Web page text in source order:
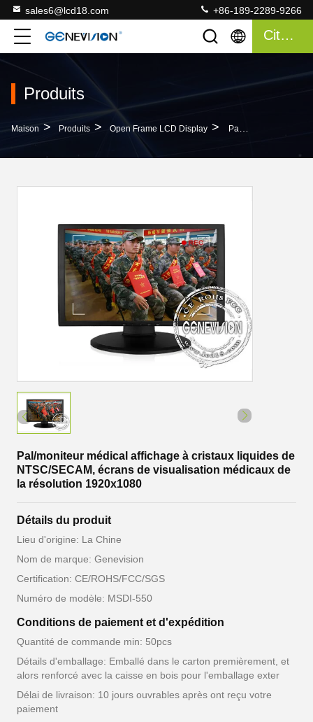
sales6@lcd18.com +86-189-2289-9266
Citation
Produits
Maison > Produits > Open Frame LCD Display > Pal/moniteur Médical Affichage À Cristaux Liquides De NTSC/SECAM, Écrans De Visualisation Médicaux De La Résolution 1920x1080
Pal/moniteur médical affichage à cristaux liquides de
NTSC/SECAM, écrans de visualisation médicaux de
la résolution 1920x1080
Détails du produit
Lieu d'origine: La Chine
Nom de marque: Genevision
Certification: CE/ROHS/FCC/SGS
Numéro de modèle: MSDI-550
Conditions de paiement et d'expédition
Quantité de commande min: 50pcs
Détails d'emballage: Emballé dans le carton premièrement, et
alors renforcé avec la caisse en bois pour l'emballage exter
Délai de livraison: 10 jours ouvrables après ont reçu votre
paiement